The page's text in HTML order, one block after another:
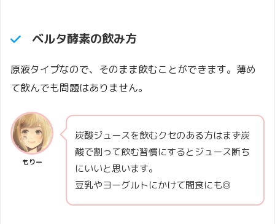
ベルタ酵素の飲み方
原液タイプなので、そのまま飲むことができます。薄め
て飲んでも問題はありません。
もりー
炭酸ジュースを飲むクセのある方はまず炭
酸で割って飲む習慣にするとジュース断ち
にいいと思います。
豆乳やヨーグルトにかけて間食にも◎